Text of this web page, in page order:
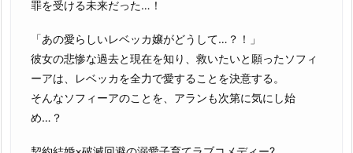
罪を受ける未来だった…！
「あの愛らしいレベッカ嬢がどうして…？！」
彼女の悲惨な過去と現在を知り、救いたいと願ったソフィ
ーアは、レベッカを全力で愛することを決意する。
そんなソフィーアのことを、アランも次第に気にし始
め…？